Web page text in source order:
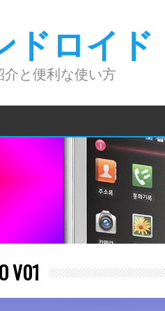
ドロイド
介と便利な使い方
V01